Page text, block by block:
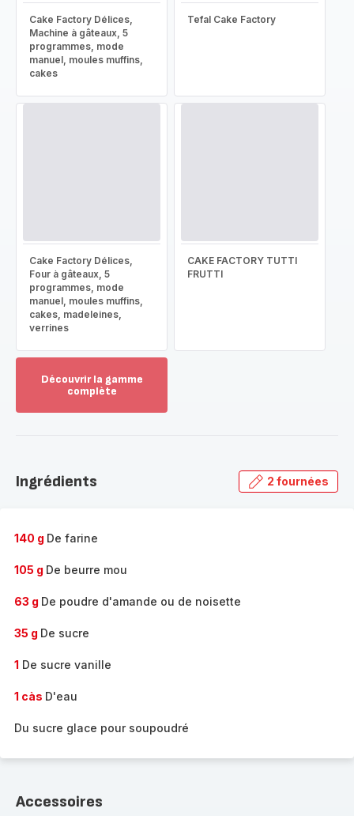
Cake Factory Délices,
Machine à gâteaux, 5
programmes, mode
manuel, moules muffins,
cakes
Tefal Cake Factory
Cake Factory Délices,
Four à gâteaux, 5
programmes, mode
manuel, moules muffins,
cakes, madeleines,
verrines
CAKE FACTORY TUTTI
FRUTTI
Découvrir la gamme
complète
gamme
Ingrédients 2 fournées
140 g De farine
105 g De beurre mou
63 g De poudre d'amande ou de noisette
35 g De sucre
1 De sucre vanille
1 càs D'eau
Du sucre glace pour soupoudré
Accessoires